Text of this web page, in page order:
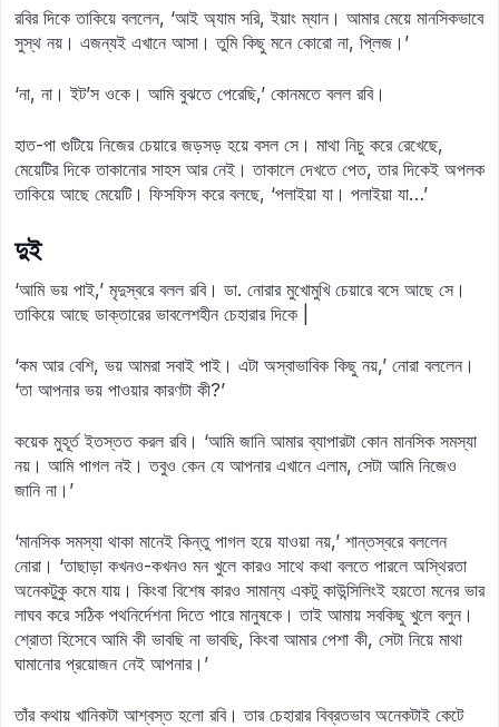
রবির দিকে তাকিয়ে বললেন, ‘আই অ্যাম সরি, ইয়াং ম্যান। আমার মেয়ে মানসিকভাবে
সুস্থ নয়। এজন্যই এখানে আসা। তুমি কিছু মনে কোরো না, প্লিজ।’
‘না, না। ইট’স ওকে। আমি বুঝতে পেরেছি,’ কোনমতে বলল রবি।
হাত-পা গুটিয়ে নিজের চেয়ারে জড়সড় হয়ে বসল সে। মাথা নিচু করে রেখেছে,
মেয়েটির দিকে তাকানোর সাহস আর নেই। তাকালে দেখতে পেত, তার দিকেই অপলক
তাকিয়ে আছে মেয়েটি। ফিসফিস করে বলছে, ‘পলাইয়া যা। পলাইয়া যা…’
দুই
‘আমি ভয় পাই,’ মৃদুস্বরে বলল রবি। ডা. নোরার মুখোমুখি চেয়ারে বসে আছে সে।
তাকিয়ে আছে ডাক্তারের ভাবলেশহীন চেহারার দিকে |
‘কম আর বেশি, ভয় আমরা সবাই পাই। এটা অস্বাভাবিক কিছু নয়,’ নোরা বললেন।
‘তা আপনার ভয় পাওয়ার কারণটা কী?’
কয়েক মুহূর্ত ইতস্তত করল রবি। ‘আমি জানি আমার ব্যাপারটা কোন মানসিক সমস্যা
নয়। আমি পাগল নই। তবুও কেন যে আপনার এখানে এলাম, সেটা আমি নিজেও
জানি না।’
‘মানসিক সমস্যা থাকা মানেই কিন্তু পাগল হয়ে যাওয়া নয়,’ শান্তস্বরে বললেন
নোরা। ‘তাছাড়া কখনও-কখনও মন খুলে কারও সাথে কথা বলতে পারলে অস্থিরতা
অনেকটুকু কমে যায়। কিংবা বিশেষ কারও সামান্য একটু কাউন্সিলিংই হয়তো মনের ভার
লাঘব করে সঠিক পথনির্দেশনা দিতে পারে মানুষকে। তাই আমায় সবকিছু খুলে বলুন।
শ্রোতা হিসেবে আমি কী ভাবছি না ভাবছি, কিংবা আমার পেশা কী, সেটা নিয়ে মাথা
ঘামানোর প্রয়োজন নেই আপনার।’
তাঁর কথায় খানিকটা আশ্বস্ত হলো রবি। তার চেহারার বিব্রতভাব অনেকটাই কেটে